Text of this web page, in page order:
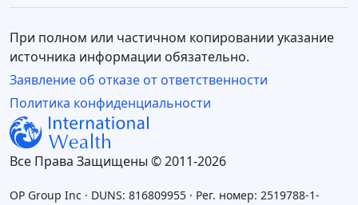
Все Права Защищены © 2011-2026
Политика конфиденциальности
При полном или частичном копировании указание
источника информации обязательно.
Заявление об отказе от ответственности
OP Group Inc · DUNS: 816809955 · Рег. номер: 2519788-1-